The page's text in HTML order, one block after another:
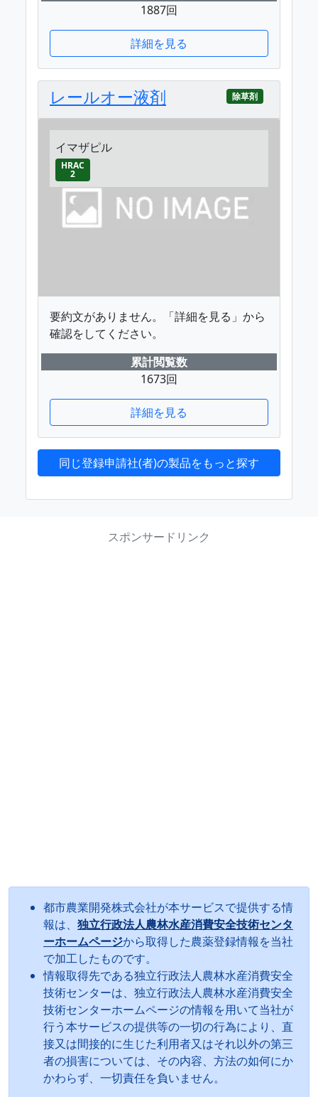
1887回
詳細を見る
レールオー液剤 除草剤
イマザピル
HRAC
2
要約文がありません。「詳細を見る」から
確認をしてください。
累計閲覧数
1673回
詳細を見る
同じ登録申請社(者)の製品をもっと探す
スポンサードリンク
都市農業開発株式会社が本サービスで提供する情
報は、 独立行政法人農林水産消費安全技術センタ
ーホームページから取得した農薬登録情報を当社
で加工したものです。
情報取得先である独立行政法人農林水産消費安全
技術センターは、独立行政法人農林水産消費安全
技術センターホームページの情報を用いて当社が
行う本サービスの提供等の一切の行為により、直
接又は間接的に生じた利用者又はそれ以外の第三
者の損害については、その内容、方法の如何にか
かわらず、一切責任を負いません。